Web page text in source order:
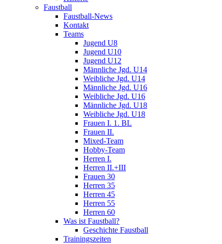
Faustball
Faustball-News
Kontakt
Teams
Jugend U8
Jugend U10
Jugend U12
Männliche Jgd. U14
Weibliche Jgd. U14
Männliche Jgd. U16
Weibliche Jgd. U16
Männliche Jgd. U18
Weibliche Jgd. U18
Frauen I. 1. BL
Frauen II.
Mixed-Team
Hobby-Team
Herren I.
Herren II.+III
Frauen 30
Herren 35
Herren 45
Herren 55
Herren 60
Was ist Faustball?
Geschichte Faustball
Trainingszeiten